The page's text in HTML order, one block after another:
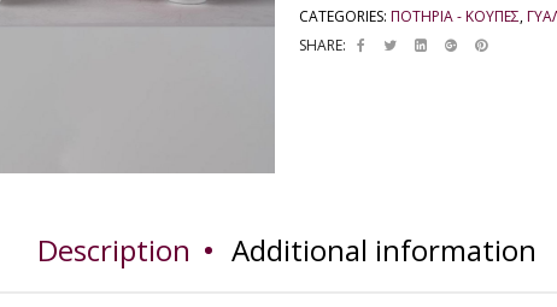
CATEGORIES: ΠΟΤΗΡΙΑ - ΚΟΥΠΕΣ,
SHARE:
Description Additional information